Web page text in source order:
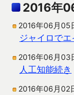
2016年
2016年06月05
ジャイロでエ
2016年06月03
人工知能続き
2016年06月02